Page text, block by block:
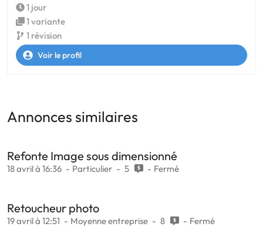
1 jour
1 variante
1 révision
Voir le profil
Annonces similaires
Refonte Image sous dimensionné
18 avril à 16:36 Particulier 5 Fermé
Retoucheur photo
19 avril à 12:51 Moyenne entreprise 8 Fermé